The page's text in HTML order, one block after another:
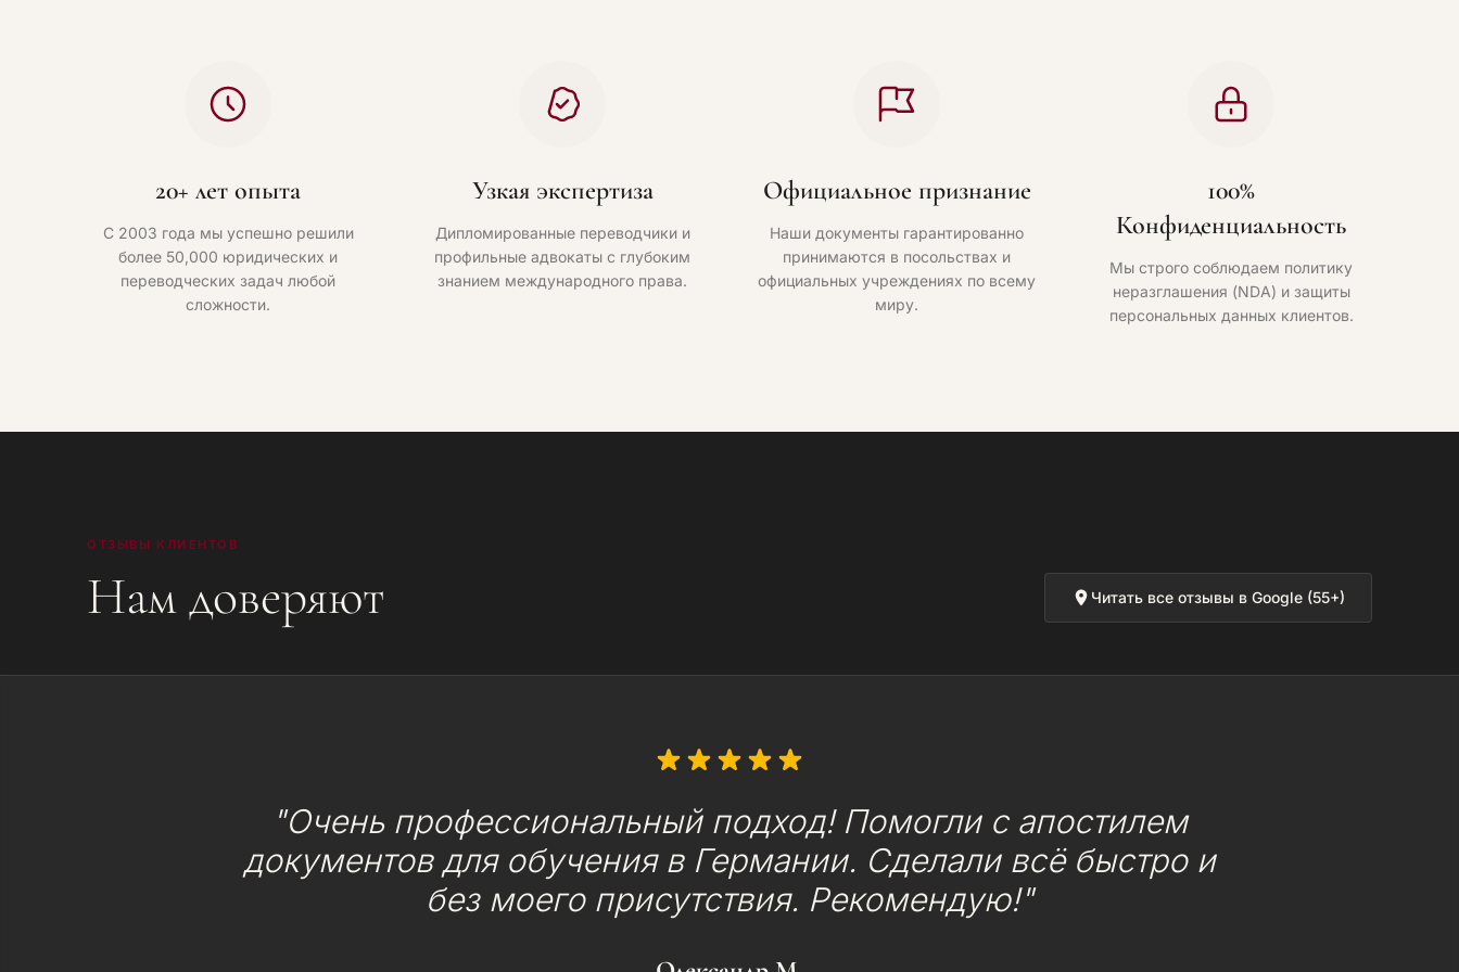
20+ лет опыта
С 2003 года мы успешно решили
более 50,000 юридических и
переводческих задач любой
сложности.
Узкая экспертиза
Дипломированные переводчики и
профильные адвокаты с глубоким
знанием международного права.
Официальное признание
Наши документы гарантированно
принимаются в посольствах и
официальных учреждениях по всему
миру.
100%
Конфиденциальность
Мы строго соблюдаем политику
неразглашения (NDA) и защиты
персональных данных клиентов.
ОТЗЫВЫ КЛИЕНТОВ
Нам доверяют Читать все отзывы в Google (55+)
"Очень профессиональный подход! Помогли с апостилем
документов для обучения в Германии. Сделали всё быстро и
без моего присутствия. Рекомендую!"